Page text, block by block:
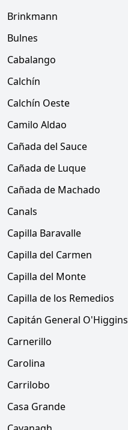
Brinkmann
Bulnes
Cabalango
Calchín
Calchín Oeste
Camilo Aldao
Cañada del Sauce
Cañada de Luque
Cañada de Machado
Canals
Capilla Baravalle
Capilla del Carmen
Capilla del Monte
Capilla de los Remedios
Capitán General O'Higgins
Carnerillo
Carolina
Carrilobo
Casa Grande